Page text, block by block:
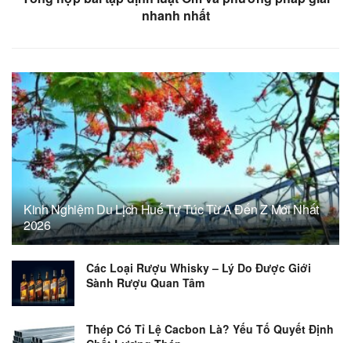
nhanh nhất
Kinh Nghiệm Du Lịch Huế Tự Túc Từ A Đến Z Mới Nhất
2026
Các Loại Rượu Whisky – Lý Do Được Giới
Sành Rượu Quan Tâm
Thép Có Tỉ Lệ Cacbon Là? Yếu Tố Quyết Định